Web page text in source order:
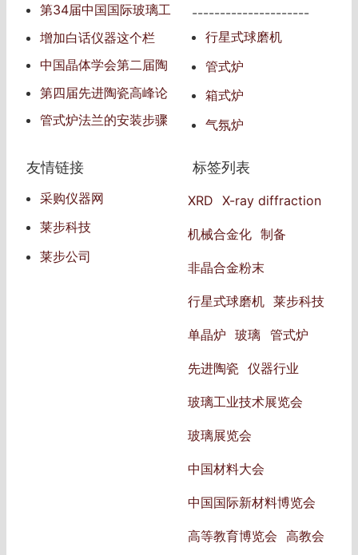
第34届中国国际玻璃工
业技术展览会（China Gla
增加白话仪器这个栏
目，发表自己对仪器的见
中国晶体学会第二届陶
瓷青年学术会议
第四届先进陶瓷高峰论
管式炉法兰的安装步骤
---------------------
行星式球磨机
管式炉
箱式炉
气氛炉
友情链接
采购仪器网
莱步科技
莱步公司
标签列表
XRD X-ray diffraction
机械合金化 制备
非晶合金粉末
行星式球磨机 莱步科技
单晶炉 玻璃 管式炉
先进陶瓷 仪器行业
玻璃工业技术展览会
玻璃展览会
中国材料大会
中国国际新材料博览会
高等教育博览会 高教会